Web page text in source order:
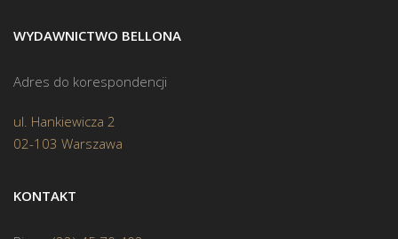
WYDAWNICTWO BELLONA
Adres do korespondencji
ul. Hankiewicza 2
02-103 Warszawa
KONTAKT